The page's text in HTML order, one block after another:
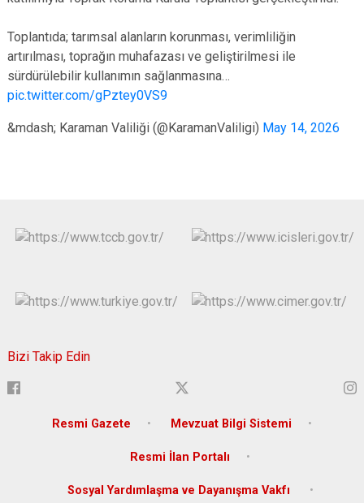
Toplantıda; tarımsal alanların korunması, verimliliğin
artırılması, toprağın muhafazası ve geliştirilmesi ile
sürdürülebilir kullanımın sağlanmasına…
pic.twitter.com/gPztey0VS9
&mdash; Karaman Valiliği (@KaramanValiligi) May 14, 2026
Bizi Takip Edin
Resmi Gazete Mevzuat Bilgi Sistemi
Resmi İlan Portalı
Sosyal Yardımlaşma ve Dayanışma Vakfı